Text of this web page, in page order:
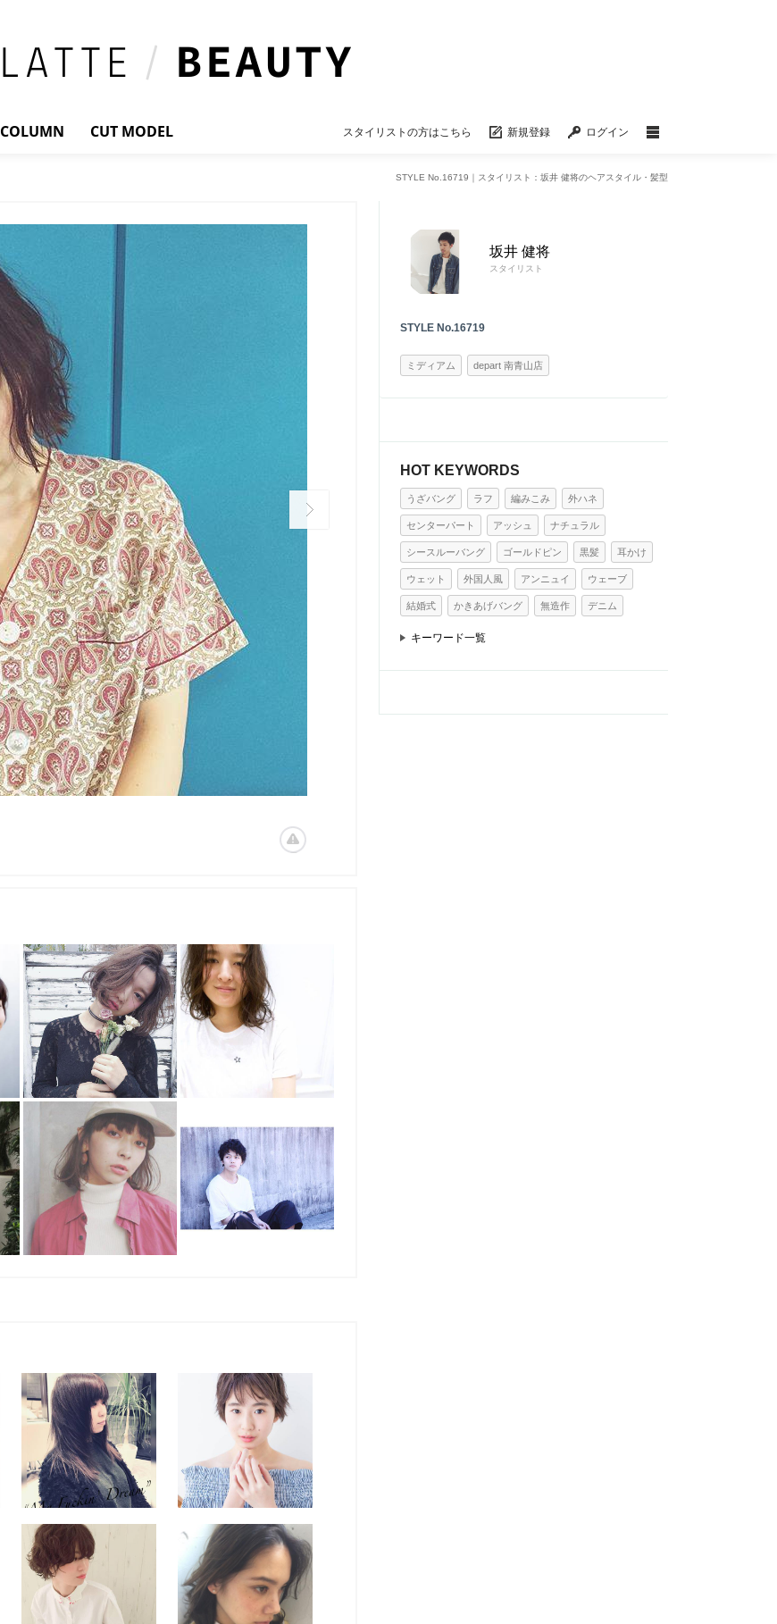
COLUMN CUT MODEL スタイリストの方はこちら 新規登録 ログイン
STYLE No.16719｜スタイリスト：坂井 健将のヘアスタイル・髪型
坂井 健将
スタイリスト
STYLE No.16719
ミディアム depart 南青山店
HOT KEYWORDS
うざバング ラフ 編みこみ 外ハネ
センターパート アッシュ ナチュラル
シースルーバング ゴールドピン 黒髪 耳かけ
ウェット 外国人風 アンニュイ ウェーブ
結婚式 かきあげバング 無造作 デニム
キーワード一覧